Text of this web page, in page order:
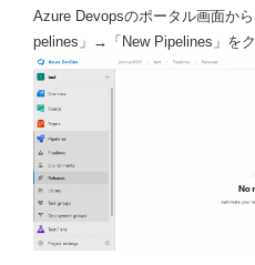
Azure Devopsのポータル画面か
pelines」→「New Pipelines」をク